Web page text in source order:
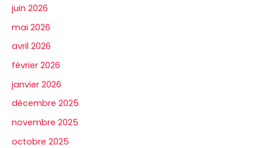
juin 2026
mai 2026
avril 2026
février 2026
janvier 2026
décembre 2025
novembre 2025
octobre 2025